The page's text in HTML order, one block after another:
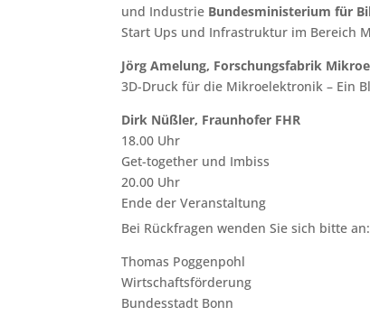
und Industrie Bundesministerium für
Start Ups und Infrastruktur im Bereich
Jörg Amelung, Forschungsfabrik
3D-Druck für die Mikroelektronik – Ein
Dirk Nüßler, Fraunhofer FHR
18.00 Uhr
Get-together und Imbiss
20.00 Uhr
Ende der Veranstaltung
Bei Rückfragen wenden Sie sich bitte an:
Thomas Poggenpohl
Wirtschaftsförderung
Bundesstadt Bonn